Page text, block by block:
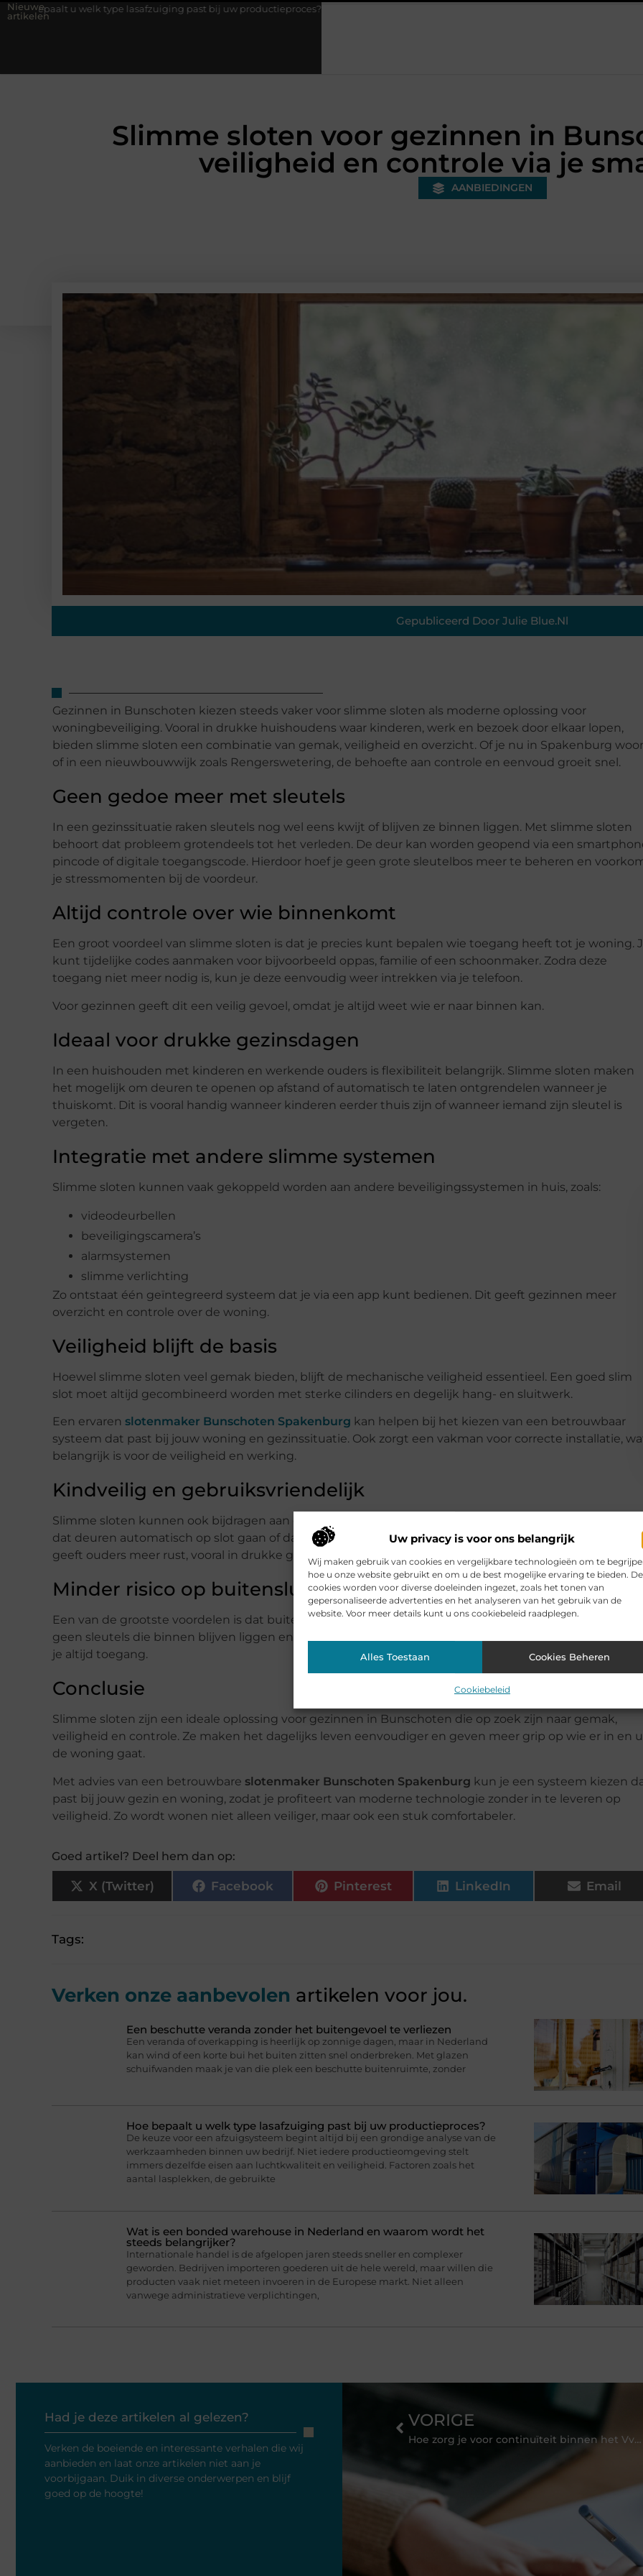
Uw privacy is voor ons belangrijk
Wij maken gebruik van cookies en vergelijkbare technologieën om te
hoe u onze website gebruikt en om u de best mogelijke ervaring te bieden.
cookies worden voor diverse doeleinden ingezet, zoals het tonen van
gepersonaliseerde advertenties en het analyseren van het gebruik van de
website. Voor meer details kunt u ons cookiebeleid raadplegen.
Alles Toestaan Cookies Beheren
Cookiebeleid
Nieuwe
artikelen
type lasafzuiging past bij uw productieproces? Wat is een bonded warehouse in Nederland en waarom wordt het steeds
Slimme sloten voor gezinnen in
veiligheid en controle via je
AANBIEDINGEN
Gepubliceerd Door Julie Blue.nl
Gezinnen in Bunschoten kiezen steeds vaker voor slimme sloten als moderne oplossing voor
woningbeveiliging. Vooral in drukke huishoudens waar kinderen, werk en bezoek door elkaar lopen,
bieden slimme sloten een combinatie van gemak, veiligheid en overzicht. Of je nu in Spakenburg
of in een nieuwbouwwijk zoals Rengerswetering, de behoefte aan controle en eenvoud groeit snel.
Geen gedoe meer met sleutels
In een gezinssituatie raken sleutels nog wel eens kwijt of blijven ze binnen liggen. Met slimme sloten
behoort dat probleem grotendeels tot het verleden. De deur kan worden geopend via een
pincode of digitale toegangscode. Hierdoor hoef je geen grote sleutelbos meer te beheren en
je stressmomenten bij de voordeur.
Altijd controle over wie binnenkomt
Een groot voordeel van slimme sloten is dat je precies kunt bepalen wie toegang heeft tot je woning.
kunt tijdelijke codes aanmaken voor bijvoorbeeld oppas, familie of een schoonmaker. Zodra deze
toegang niet meer nodig is, kun je deze eenvoudig weer intrekken via je telefoon.
Voor gezinnen geeft dit een veilig gevoel, omdat je altijd weet wie er naar binnen kan.
Ideaal voor drukke gezinsdagen
In een huishouden met kinderen en werkende ouders is flexibiliteit belangrijk. Slimme sloten maken
het mogelijk om deuren te openen op afstand of automatisch te laten ontgrendelen wanneer je
thuiskomt. Dit is vooral handig wanneer kinderen eerder thuis zijn of wanneer iemand zijn sleutel is
vergeten.
Integratie met andere slimme systemen
Slimme sloten kunnen vaak gekoppeld worden aan andere beveiligingssystemen in huis, zoals:
videodeurbellen
beveiligingscamera’s
alarmsystemen
slimme verlichting
Zo ontstaat één geïntegreerd systeem dat je via een app kunt bedienen. Dit geeft gezinnen meer
overzicht en controle over de woning.
Veiligheid blijft de basis
Hoewel slimme sloten veel gemak bieden, blijft de mechanische veiligheid essentieel. Een goed slim
slot moet altijd gecombineerd worden met sterke cilinders en degelijk hang- en sluitwerk.
Een ervaren slotenmaker Bunschoten Spakenburg kan helpen bij het kiezen van een betrouwbaar
systeem dat past bij jouw woning en gezinssituatie. Ook zorgt een vakman voor correcte installatie,
belangrijk is voor de veiligheid en werking.
Kindveilig en gebruiksvriendelijk
Slimme sloten kunnen ook bijdragen aan extra veiligheid voor kinderen. Je kunt bijvoorbeeld instellen
dat deuren automatisch op slot gaan of dat je meldingen ontvangt wanneer iemand de deur opent.
geeft ouders meer rust, vooral in drukke gezinnen.
Minder risico op buitensluiting
Een van de grootste voordelen is dat buitensluiten veel minder voorkomt. Geen vergeten sleutels
geen sleutels die binnen blijven liggen en geen stress bij de deur. Zelfs als je je telefoon bij je hebt, heb
je altijd toegang.
Conclusie
Slimme sloten zijn een ideale oplossing voor gezinnen in Bunschoten die op zoek zijn naar gemak,
veiligheid en controle. Ze maken het dagelijks leven eenvoudiger en geven meer grip op wie er in en
de woning gaat.
Met advies van een betrouwbare slotenmaker Bunschoten Spakenburg kun je een systeem kiezen
past bij jouw gezin en woning, zodat je profiteert van moderne technologie zonder in te leveren op
veiligheid. Zo wordt wonen niet alleen veiliger, maar ook een stuk comfortabeler.
Goed artikel? Deel hem dan op:
X (Twitter) Facebook Pinterest LinkedIn Email
Tags:
Verken onze aanbevolen artikelen voor jou.
Een beschutte veranda zonder het buitengevoel te verliezen
Een veranda of overkapping is heerlijk op zonnige dagen, maar in Nederland
kan wind of een korte bui het buiten zitten snel onderbreken. Met glazen
schuifwanden maak je van die plek een beschutte buitenruimte, zonder
Hoe bepaalt u welk type lasafzuiging past bij uw productieproces?
De keuze voor een afzuigsysteem begint altijd bij een grondige analyse van de
werkzaamheden binnen uw bedrijf. Niet iedere productieomgeving stelt
immers dezelfde eisen aan luchtkwaliteit en veiligheid. Factoren zoals het
aantal lasplekken, de gebruikte
Wat is een bonded warehouse in Nederland en waarom wordt het
steeds belangrijker?
Internationale handel is de afgelopen jaren steeds sneller en complexer
geworden. Bedrijven importeren goederen uit de hele wereld, maar willen die
producten vaak niet meteen invoeren in de Europese markt. Niet alleen
vanwege administratieve verplichtingen,
Had je deze artikelen al gelezen?
Verken de boeiende en interessante verhalen die wij
aanbieden en laat onze artikelen niet aan je
voorbijgaan. Duik in diverse onderwerpen en blijf
goed op de hoogte!
VORIGE
Hoe zorg je voor continuïteit binnen het VvE-bestuur?